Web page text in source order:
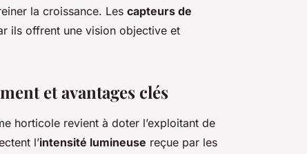
la croissance. Les capteurs de
ils offrent une vision objective et
et avantages clés
horticole revient à doter l’exploitant de
l’intensité lumineuse reçue par les